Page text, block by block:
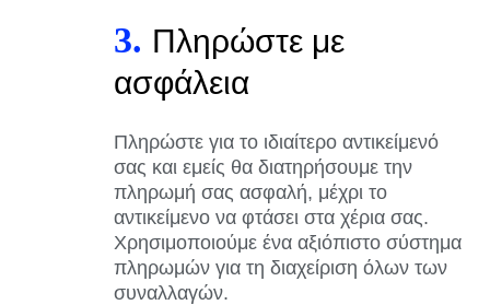
3. Πληρώστε με
ασφάλεια
Πληρώστε για το ιδιαίτερο αντικείμενό
σας και εμείς θα διατηρήσουμε την
πληρωμή σας ασφαλή, μέχρι το
αντικείμενο να φτάσει στα χέρια σας.
Χρησιμοποιούμε ένα αξιόπιστο σύστημα
πληρωμών για τη διαχείριση όλων των
συναλλαγών.